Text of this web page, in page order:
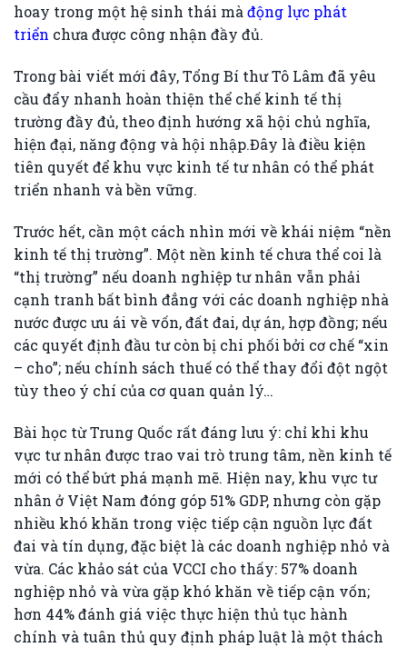
hoay trong một hệ sinh thái mà động lực phát
triển chưa được công nhận đầy đủ.
Trong bài viết mới đây, Tổng Bí thư Tô Lâm đã yêu
cầu đẩy nhanh hoàn thiện thể chế kinh tế thị
trường đầy đủ, theo định hướng xã hội chủ nghĩa,
hiện đại, năng động và hội nhập.Đây là điều kiện
tiên quyết để khu vực kinh tế tư nhân có thể phát
triển nhanh và bền vững.
Trước hết, cần một cách nhìn mới về khái niệm “nền
kinh tế thị trường”. Một nền kinh tế chưa thể coi là
“thị trường” nếu doanh nghiệp tư nhân vẫn phải
cạnh tranh bất bình đẳng với các doanh nghiệp nhà
nước được ưu ái về vốn, đất đai, dự án, hợp đồng; nếu
các quyết định đầu tư còn bị chi phối bởi cơ chế “xin
– cho”; nếu chính sách thuế có thể thay đổi đột ngột
tùy theo ý chí của cơ quan quản lý…
Bài học từ Trung Quốc rất đáng lưu ý: chỉ khi khu
vực tư nhân được trao vai trò trung tâm, nền kinh tế
mới có thể bứt phá mạnh mẽ. Hiện nay, khu vực tư
nhân ở Việt Nam đóng góp 51% GDP, nhưng còn gặp
nhiều khó khăn trong việc tiếp cận nguồn lực đất
đai và tín dụng, đặc biệt là các doanh nghiệp nhỏ và
vừa. Các khảo sát của VCCI cho thấy: 57% doanh
nghiệp nhỏ và vừa gặp khó khăn về tiếp cận vốn;
hơn 44% đánh giá việc thực hiện thủ tục hành
chính và tuân thủ quy định pháp luật là một thách